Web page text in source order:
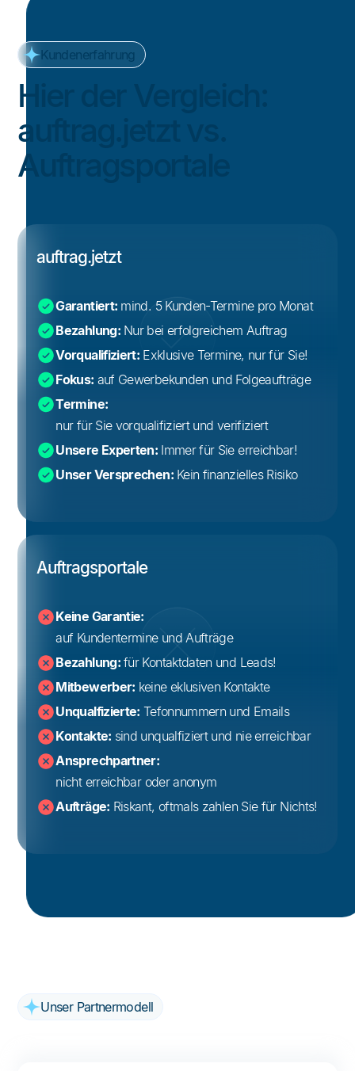
Kundenerfahrung
Hier der Vergleich:
auftrag.jetzt vs.
Auftragsportale
auftrag.jetzt
Garantiert: mind. 5 Kunden-Termine pro Monat
Bezahlung: Nur bei erfolgreichem Auftrag
Vorqualifiziert: Exklusive Termine, nur für Sie!
Fokus: auf Gewerbekunden und Folgeaufträge
Termine:
nur für Sie vorqualifiziert und verifiziert
Unsere Experten: Immer für Sie erreichbar!
Unser Versprechen: Kein finanzielles Risiko
Auftragsportale
Keine Garantie:
auf Kundentermine und Aufträge
Bezahlung: für Kontaktdaten und Leads!
Mitbewerber: keine eklusiven Kontakte
Unqualfizierte: Tefonnummern und Emails
Kontakte: sind unqualfiziert und nie erreichbar
Ansprechpartner:
nicht erreichbar oder anonym
Aufträge: Riskant, oftmals zahlen Sie für Nichts!
Unser Partnermodell